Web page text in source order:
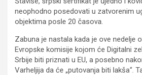
neophodno posedovati u zatvorenim
objektima posle 20 časova.
Zabuna je nastala kada je ove nedelje
Evropske komisije kojom će Digitalni
Srbije biti priznati u EU, a posebno
Varheljija da će „putovanja biti lakša“.